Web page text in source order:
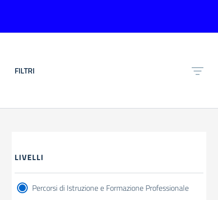
FILTRI
LIVELLI
Percorsi di Istruzione e Formazione Professionale